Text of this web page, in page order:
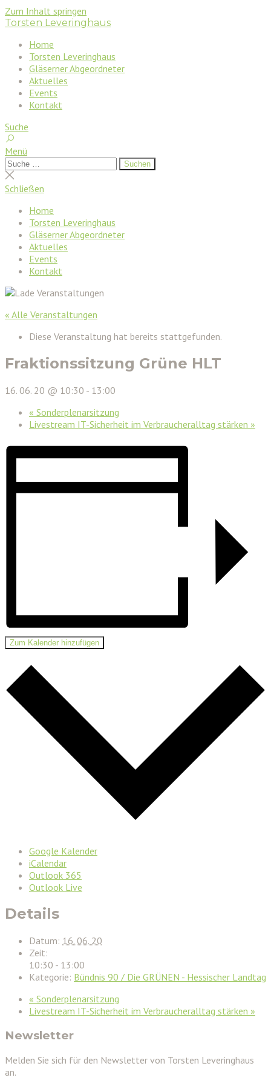
Zum Inhalt springen
Torsten Leveringhaus
Home
Torsten Leveringhaus
Gläserner Abgeordneter
Aktuelles
Events
Kontakt
Suche
Menü
Suchen
nach:
Suchen
Suche
schließen
Schließen
Home
Torsten Leveringhaus
Gläserner Abgeordneter
Aktuelles
Events
Kontakt
« Alle Veranstaltungen
Diese Veranstaltung hat bereits stattgefunden.
Fraktionssitzung Grüne HLT
16. 06. 20 @ 10:30 - 13:00
« Sonderplenarsitzung
Livestream IT-Sicherheit im Verbraucheralltag stärken »
Zum Kalender hinzufügen
Google Kalender
iCalendar
Outlook 365
Outlook Live
Details
Datum: 16. 06. 20
Zeit:
10:30 - 13:00
Kategorie: Bündnis 90 / Die GRÜNEN - Hessischer Landtag
« Sonderplenarsitzung
Livestream IT-Sicherheit im Verbraucheralltag stärken »
Newsletter
Melden Sie sich für den Newsletter von Torsten Leveringhaus
an.